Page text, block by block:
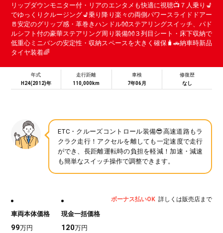
リップダウンモニター付・リアのエンタメも快適に視聴📺７人乗り💺
でゆっくりクルージング💺乗り降り楽々の両側パワースライドドアー
🚪安定のグリップ感・革巻きハンドル👐ステアリングスイッチ、パド
ルシフト付の豪華ステアリング周り装備👐３列目シート・床下収納で
低重心ミニバンの安定性・収納スペースを大きく確保🧳🚗納車時新品
タイヤ装着🌈
年式
H24(2012)年
走行距離
110,000km
車検
7年06月
修復歴
なし
ETC・クルーズコントロール装備😎高速道路もラ
クラク走行！アクセルを離しても一定速度で走行
ができ、長距離運転時の負担を軽減！加速・減速
も簡単なスイッチ操作で調整できます。
車両本体価格
99万円
現金一括価格
120万円
ボーナス払いOK 詳しくは販売店まで